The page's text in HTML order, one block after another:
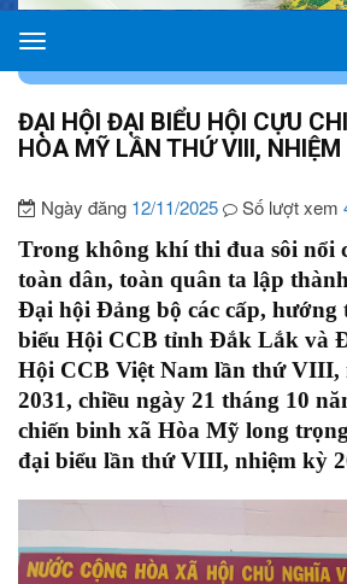
xã
Hòa
Mỹ
ĐẠI HỘI ĐẠI BIỂU HỘI CỰU
HÒA MỸ LẦN THỨ VIII,
Ngày đăng 12/11/2025 Số lượt xem
Trong không khí thi đua sôi nổi
toàn dân, toàn quân ta lập
Đại hội Đảng bộ các cấp,
biểu Hội CCB tỉnh Đắk Lắk và
Hội CCB Việt Nam lần thứ VIII,
2031, chiều ngày 21 tháng 10
chiến binh xã Hòa Mỹ long
đại biểu lần thứ VIII, nhiệm kỳ